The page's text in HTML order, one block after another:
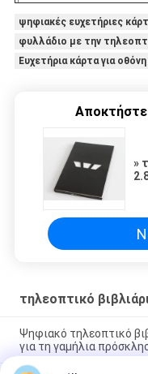
ψηφιακές ευχετήριες
φυλλάδιο με την
Ευχετήρια κάρτα για
Αποκτήστε
»
τηλεοπτικό
Ψηφιακό τηλεοπτικό
για τη γαμήλια